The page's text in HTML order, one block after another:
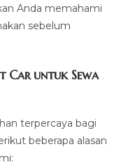
Anda memahami
sebelum
Car untuk Sewa
terpercaya bagi
beberapa alasan